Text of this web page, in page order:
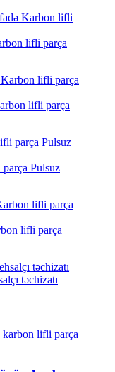
lifli parça
lifli parça
Pulsuz
lifli parça
təchizatı